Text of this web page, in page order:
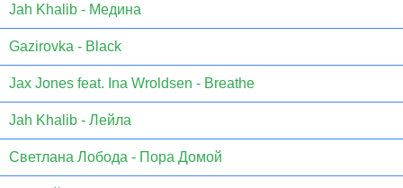
Jаh Khаlib - Медина
Gazirovka - Black
Jax Jones feat. Ina Wroldsen - Breathe
Jah Khalib - Лейла
Светлана Лобода - Пора Домой